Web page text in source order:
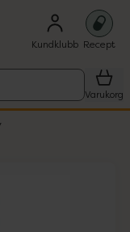
Kundklubb Recept
Varukorg